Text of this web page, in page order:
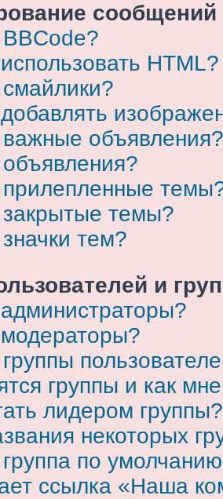
HTML?
важные объявления?
прилепленные
закрытые темы?
тем?
и
группы и как
лидером группы?
некоторых
по
ссылка «Наша